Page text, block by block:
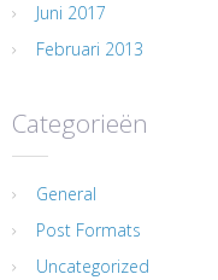
Juni 2017
Februari 2013
Categorieën
General
Post Formats
Uncategorized